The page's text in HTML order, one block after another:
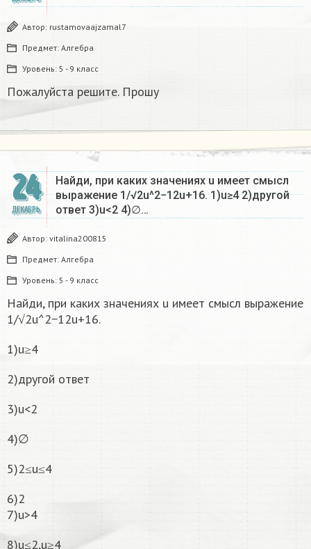
Автор: rustamovaajzamal7
Предмет: Алгебра
Уровень: 5 - 9 класс
Пожалуйста решите. Прошу
24
ДЕКАБРЬ
Найди, при каких значениях u имеет смысл
выражение 1/√2u^2−12u+16. 1)u≥4 2)другой
ответ 3)u<2 4)∅…
Автор: vitalina200815
Предмет: Алгебра
Уровень: 5 - 9 класс
Найди, при каких значениях u имеет смысл выражение
1/√2u^2−12u+16.
1)u≥4
2)другой ответ
3)u<2
4)∅
5)2≤u≤4
6)2
7)u>4
8)u≤2,u≥4